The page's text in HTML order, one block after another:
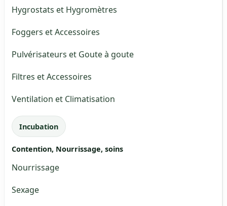
Hygrostats et Hygromètres
Foggers et Accessoires
Pulvérisateurs et Goute à goute
Filtres et Accessoires
Ventilation et Climatisation
Incubation
Contention, Nourrissage, soins
Nourrissage
Sexage